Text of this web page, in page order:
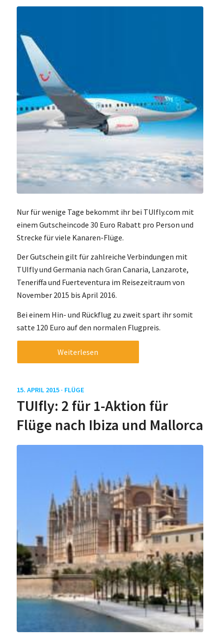
Nur für wenige Tage bekommt ihr bei TUIfly.com mit
einem Gutscheincode 30 Euro Rabatt pro Person und
Strecke für viele Kanaren-Flüge.
Der Gutschein gilt für zahlreiche Verbindungen mit
TUIfly und Germania nach Gran Canaria, Lanzarote,
Teneriffa und Fuerteventura im Reisezeitraum von
November 2015 bis April 2016.
Bei einem Hin- und Rückflug zu zweit spart ihr somit
satte 120 Euro auf den normalen Flugpreis.
Weiterlesen
15. APRIL 2015 · FLÜGE
TUIfly: 2 für 1-Aktion für
Flüge nach Ibiza und Mallorca